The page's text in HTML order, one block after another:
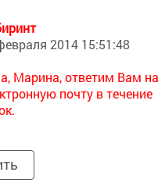
2014 15:51:48
Марина, ответим Вам на
почту в течение